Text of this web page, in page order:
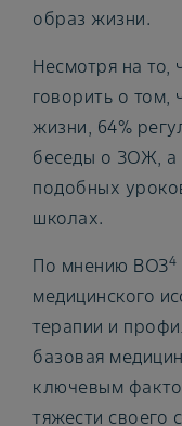
образ жизни.
Несмотря на то,
говорить о том,
жизни, 64%
беседы о ЗОЖ, а
подобных
школах.
По мнению ВОЗ4
медицинского
терапии и
базовая
ключевым
тяжести своего